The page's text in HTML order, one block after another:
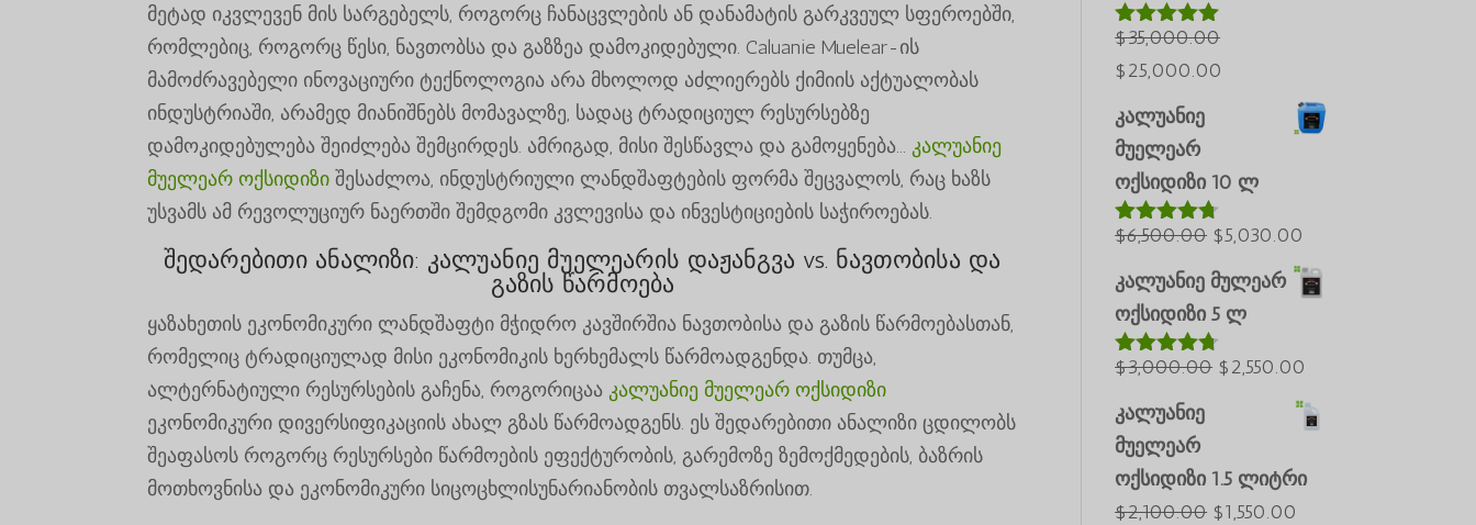
მეტად იკვლევენ მის სარგებელს, როგორც ჩანაცვლების ან დანამატის გარკვეულ სფეროებში,
რომლებიც, როგორც წესი, ნავთობსა და გაზზეა დამოკიდებული. Caluanie Muelear-ის
მამოძრავებელი ინოვაციური ტექნოლოგია არა მხოლოდ აძლიერებს ქიმიის აქტუალობას
ინდუსტრიაში, არამედ მიანიშნებს მომავალზე, სადაც ტრადიციულ რესურსებზე
დამოკიდებულება შეიძლება შემცირდეს. ამრიგად, მისი შესწავლა და გამოყენება... კალუანიე
მუელეარ ოქსიდიზი შესაძლოა, ინდუსტრიული ლანდშაფტების ფორმა შეცვალოს, რაც ხაზს
უსვამს ამ რევოლუციურ ნაერთში შემდგომი კვლევისა და ინვესტიციების საჭიროებას.
შედარებითი ანალიზი: კალუანიე მუელეარის დაჟანგვა vs. ნავთობისა და
გაზის წარმოება
ყაზახეთის ეკონომიკური ლანდშაფტი მჭიდრო კავშირშია ნავთობისა და გაზის წარმოებასთან,
რომელიც ტრადიციულად მისი ეკონომიკის ხერხემალს წარმოადგენდა. თუმცა,
ალტერნატიული რესურსების გაჩენა, როგორიცაა კალუანიე მუელეარ ოქსიდიზი
ეკონომიკური დივერსიფიკაციის ახალ გზას წარმოადგენს. ეს შედარებითი ანალიზი ცდილობს
შეაფასოს როგორც რესურსები წარმოების ეფექტურობის, გარემოზე ზემოქმედების, ბაზრის
მოთხოვნისა და ეკონომიკური სიცოცხლისუნარიანობის თვალსაზრისით.
შეფასებულ
ია5.00 5-
დან
$35,000.00
საწყისი
იყო:
$35,000.00.
$25,000.00
$25,000.00.
კალუანიე
მუელეარ
ოქსიდიზი 10 ლ
შეფასებუ
5-დან
$6,500.00 საწყისი
ფასი
იყო:
$6,500.00.
$5,030.00
ფასია:
$5,030.00.
კალუანიე მულეარ
ოქსიდიზი 5 ლ
შეფასებუ
5-დან
$3,000.00 საწყისი
$3,000.00.
$2,550.00
ფასია:
$2,550.00.
კალუანიე
მუელეარ
ოქსიდიზი 1.5 ლიტრი
$2,100.00 საწყისი
$1,550.00